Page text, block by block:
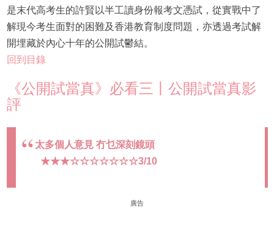
是末代高考生的許賢以半工讀身份報考文憑試，從實戰中了
解現今考生面對的困難及香港教育制度問題，亦透過考試解
開埋藏於內心十年的公開試鬱結。
回到目錄
《公開試當真》必看三丨公開試當真影
評
太多個人意見 冇乜深刻鏡頭
★★★☆☆☆☆☆☆☆3/10
廣告